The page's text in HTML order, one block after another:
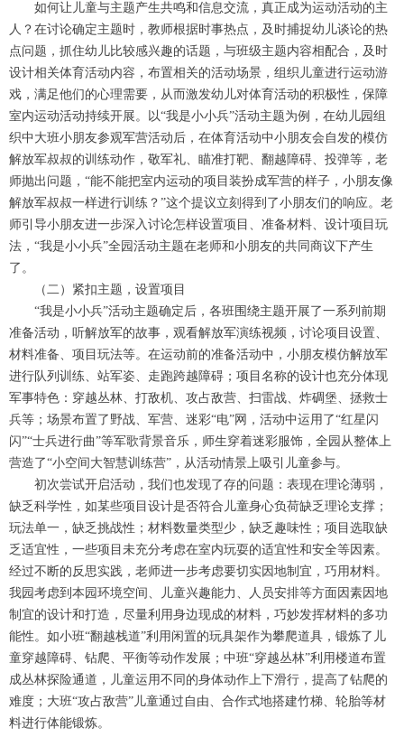
如何让儿童与主题产生共鸣和信息交流，真正成为运动活动的主
人？在讨论确定主题时，教师根据时事热点，及时捕捉幼儿谈论的热
点问题，抓住幼儿比较感兴趣的话题，与班级主题内容相配合，及时
设计相关体育活动内容，布置相关的活动场景，组织儿童进行运动游
戏，满足他们的心理需要，从而激发幼儿对体育活动的积极性，保障
室内运动活动持续开展。以“我是小小兵”活动主题为例，在幼儿园组
织中大班小朋友参观军营活动后，在体育活动中小朋友会自发的模仿
解放军叔叔的训练动作，敬军礼、瞄准打靶、翻越障碍、投弹等，老
师抛出问题，“能不能把室内运动的项目装扮成军营的样子，小朋友像
解放军叔叔一样进行训练？”这个提议立刻得到了小朋友们的响应。老
师引导小朋友进一步深入讨论怎样设置项目、准备材料、设计项目玩
法，“我是小小兵”全园活动主题在老师和小朋友的共同商议下产生
了。
（二）紧扣主题，设置项目
“我是小小兵”活动主题确定后，各班围绕主题开展了一系列前期
准备活动，听解放军的故事，观看解放军演练视频，讨论项目设置、
材料准备、项目玩法等。在运动前的准备活动中，小朋友模仿解放军
进行队列训练、站军姿、走跑跨越障碍；项目名称的设计也充分体现
军事特色：穿越丛林、打敌机、攻占敌营、扫雷战、炸碉堡、拯救士
兵等；场景布置了野战、军营、迷彩“电”网，活动中运用了“红星闪
闪”“士兵进行曲”等军歌背景音乐，师生穿着迷彩服饰，全园从整体上
营造了“小空间大智慧训练营”，从活动情景上吸引儿童参与。
初次尝试开启活动，我们也发现了存的问题：表现在理论薄弱，
缺乏科学性，如某些项目设计是否符合儿童身心负荷缺乏理论支撑；
玩法单一，缺乏挑战性；材料数量类型少，缺乏趣味性；项目选取缺
乏适宜性，一些项目未充分考虑在室内玩耍的适宜性和安全等因素。
经过不断的反思实践，老师进一步考虑要切实因地制宜，巧用材料。
我园考虑到本园环境空间、儿童兴趣能力、人员安排等方面因素因地
制宜的设计和打造，尽量利用身边现成的材料，巧妙发挥材料的多功
能性。如小班“翻越栈道”利用闲置的玩具架作为攀爬道具，锻炼了儿
童穿越障碍、钻爬、平衡等动作发展；中班“穿越丛林”利用楼道布置
成丛林探险通道，儿童运用不同的身体动作上下滑行，提高了钻爬的
难度；大班“攻占敌营”儿童通过自由、合作式地搭建竹梯、轮胎等材
料进行体能锻炼。